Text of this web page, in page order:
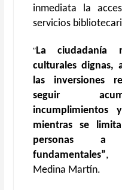
inmediata la
servicios
“La ciudadanía
culturales dignas,
las inversiones
seguir
incumplimientos
mientras se
personas a
fundamentales”,
Medina Martín.